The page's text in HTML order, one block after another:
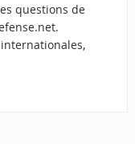
questions de